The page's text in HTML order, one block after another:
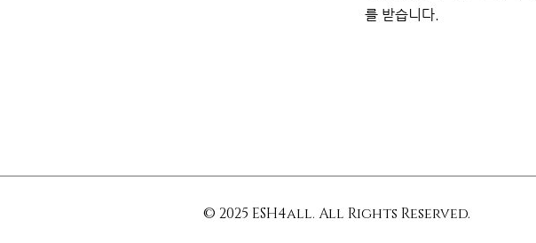
를 받습니다.
© 2025 ESH4all. All Rights Reserved.